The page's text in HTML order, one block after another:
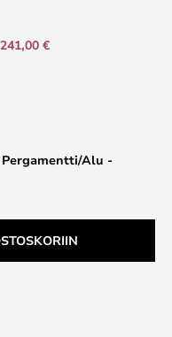
Alu -
€